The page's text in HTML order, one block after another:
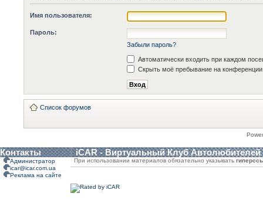
Имя пользователя:
Пароль:
Забыли пароль?
Автоматически входить при каждом
Скрыть моё пребывание на конференции
Список форумов
Контакты iCAR - Виртуальный Клуб Автолюбителей
Администратор
icar@icar.com.ua
Реклама на сайте
При использовании материалов обязательно указывать